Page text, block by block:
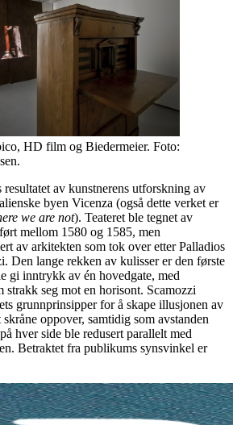
HD film og Biedermeier. Foto:
resultatet av kunstnerens utforskning av
byen Vicenza (også dette verket er
we are not). Teateret ble tegnet av
mellom 1580 og 1585, men
av arkitekten som tok over etter Palladios
Den lange rekken av kulisser er den første
gi inntrykk av én hovedgate, med
strakk seg mot en horisont. Scamozzi
grunnprinsipper for å skape illusjonen av
oppover, samtidig som avstanden
hver side ble redusert parallelt med
Betraktet fra publikums synsvinkel er